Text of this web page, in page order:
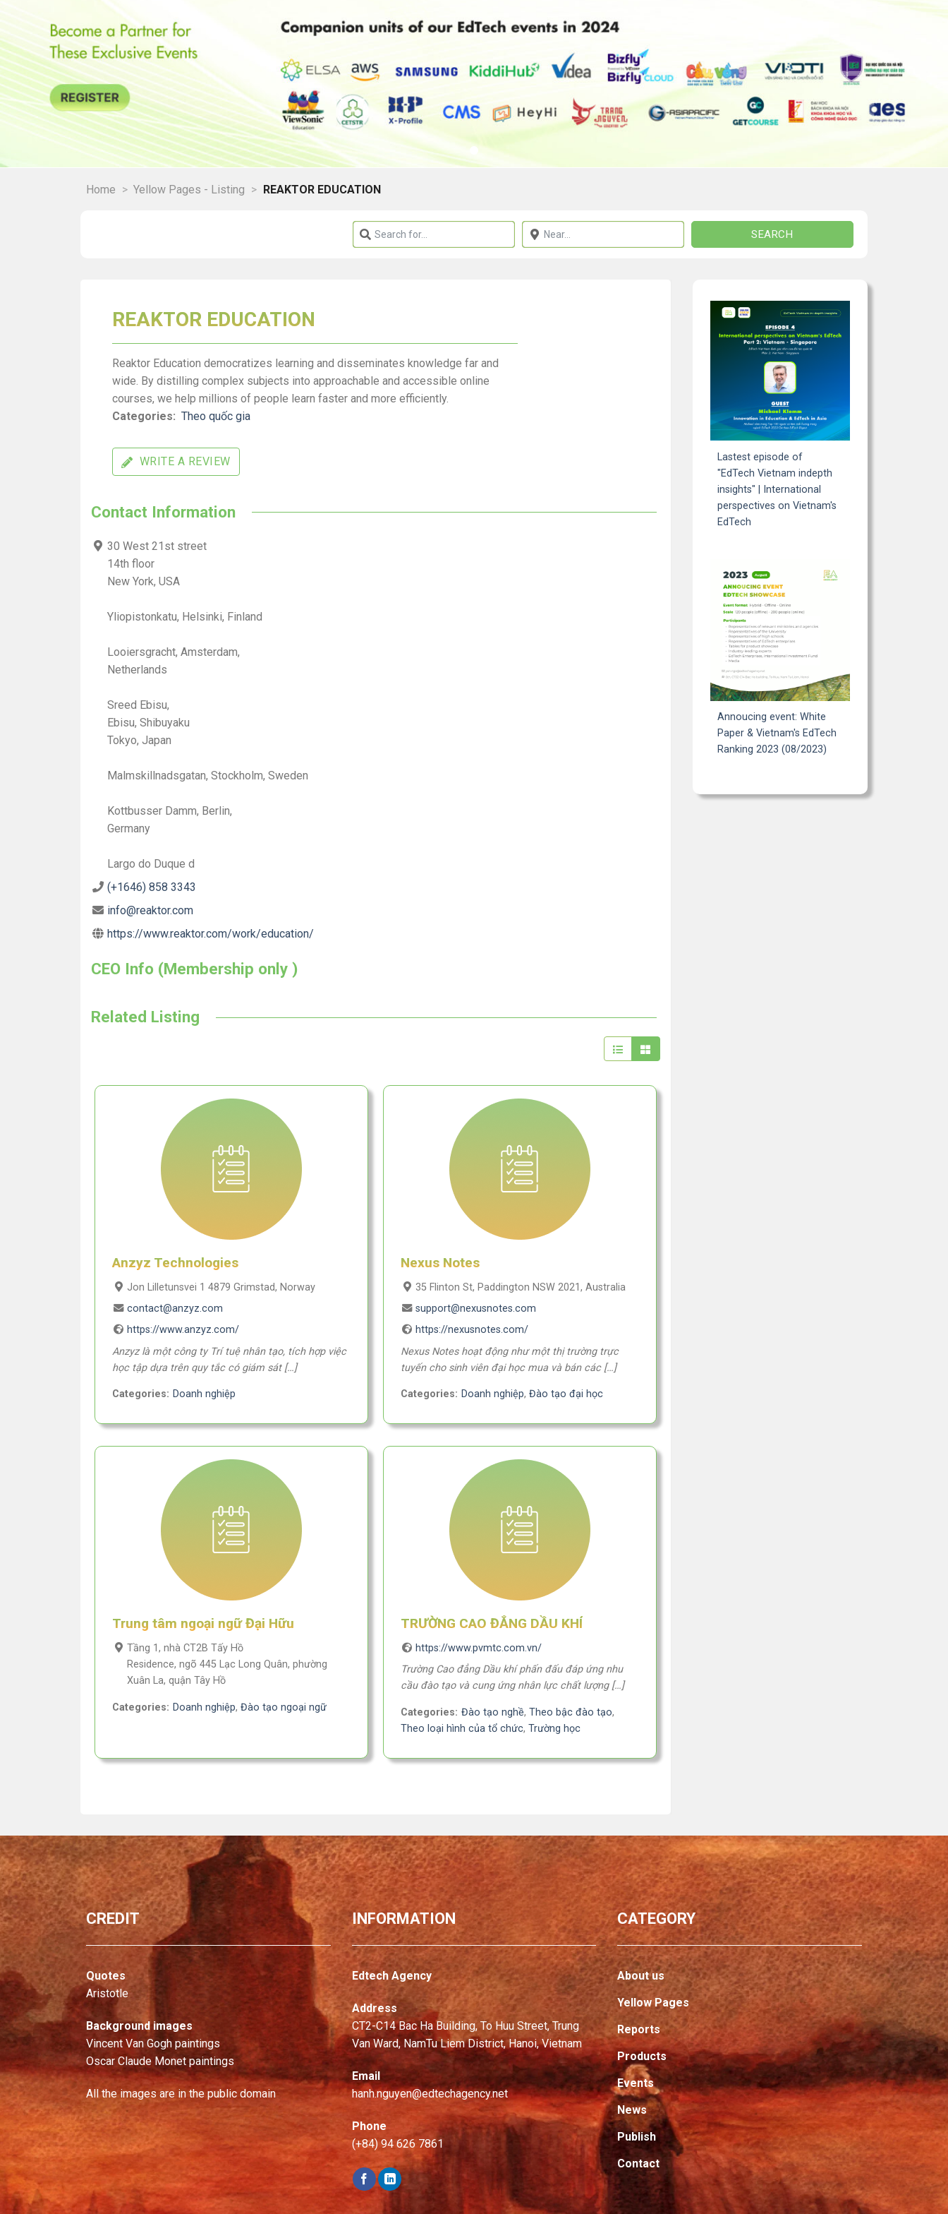
Home > Yellow Pages - Listing > REAKTOR EDUCATION
SEARCH
REAKTOR EDUCATION
Reaktor Education democratizes learning and disseminates knowledge far and
wide. By distilling complex subjects into approachable and accessible online
courses, we help millions of people learn faster and more efficiently.
Categories: Theo quốc gia
WRITE A REVIEW
Contact Information
30 West 21st street
14th floor
New York, USA
Yliopistonkatu, Helsinki, Finland
Looiersgracht, Amsterdam,
Netherlands
Sreed Ebisu,
Ebisu, Shibuyaku
Tokyo, Japan
Malmskillnadsgatan, Stockholm, Sweden
Kottbusser Damm, Berlin,
Germany
Largo do Duque d
(+1646) 858 3343
info@reaktor.com
https://www.reaktor.com/work/education/
CEO Info (Membership only )
Related Listing
Anzyz Technologies
Jon Lilletunsvei 1 4879 Grimstad, Norway
contact@anzyz.com
https://www.anzyz.com/
Anzyz là một công ty Trí tuệ nhân tạo, tích hợp việc
học tập dựa trên quy tắc có giám sát […]
Categories: Doanh nghiệp
Nexus Notes
35 Flinton St, Paddington NSW 2021, Australia
support@nexusnotes.com
https://nexusnotes.com/
Nexus Notes hoạt động như một thị trường trực
tuyến cho sinh viên đại học mua và bán các […]
Categories: Doanh nghiệp, Đào tạo đại học
Trung tâm ngoại ngữ Đại Hữu
Tầng 1, nhà CT2B Tấy Hồ
Residence, ngõ 445 Lạc Long Quân, phường
Xuân La, quận Tây Hồ
Categories: Doanh nghiệp,Đào tạo ngoại ngữ
TRƯỜNG CAO ĐẲNG DẦU KHÍ
https://www.pvmtc.com.vn/
Trường Cao đẳng Dầu khí phấn đấu đáp ứng nhu
cầu đào tạo và cung ứng nhân lực chất lượng […]
Categories: Đào tạo nghề, Theo bậc đào tạo,
Theo loại hình của tổ chức, Trường học
Lastest episode of
"EdTech Vietnam indepth
insights" | International
perspectives on Vietnam's
EdTech
Annoucing event: White
Paper & Vietnam's EdTech
Ranking 2023 (08/2023)
CREDIT
Quotes
Aristotle
Background images
Vincent Van Gogh paintings
Oscar Claude Monet paintings
All the images are in the public domain
INFORMATION
Edtech Agency
Address
CT2-C14 Bac Ha Building, To Huu Street, Trung
Van Ward, NamTu Liem District, Hanoi, Vietnam
Email
hanh.nguyen@edtechagency.net
Phone
(+84) 94 626 7861
CATEGORY
About us
Yellow Pages
Reports
Products
Events
News
Publish
Contact